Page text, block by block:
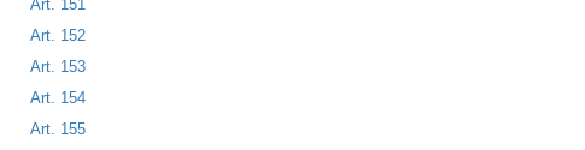
Art. 151
Art. 152
Art. 153
Art. 154
Art. 155